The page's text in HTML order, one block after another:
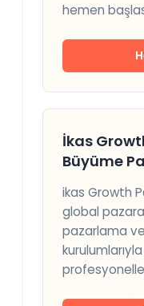
hemen
İkas
Büyüme
ikas Growth
global pazara
pazarlama